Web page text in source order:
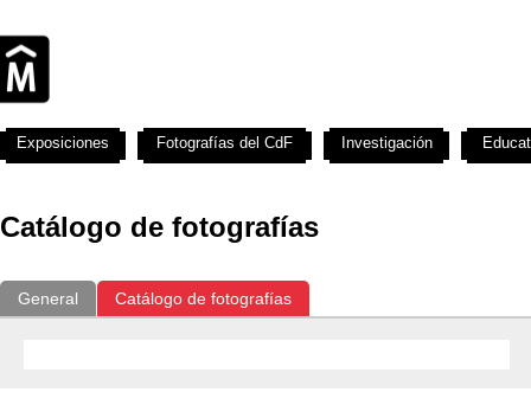
Catálogo de fotografías
General Catálogo de fotografías
Exposiciones Fotografías del CdF Investigación